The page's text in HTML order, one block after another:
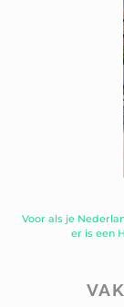
Voor als je
er is een